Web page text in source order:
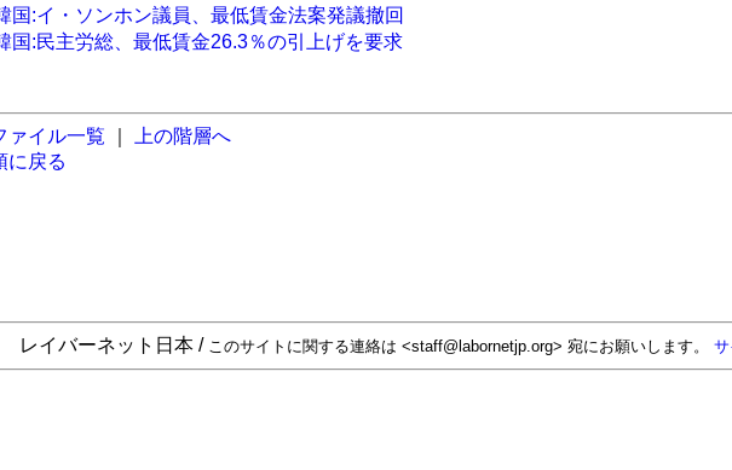
国:イ・ソンホン議員、最低賃金法案発議撤回
国:民主労総、最低賃金26.3％の引上げを要求
ァイル一覧
上の階層へ
に戻る
レイバーネット日本 / このサイトに関する連絡は <staff@labornetjp.org> 宛にお願いします。